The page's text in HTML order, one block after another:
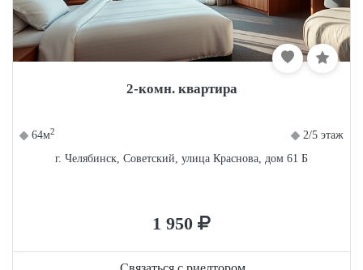
2-комн. квартира
64м2
2/5 этаж
г. Челябинск, Советский, улица Краснова, дом 61 Б
1 950